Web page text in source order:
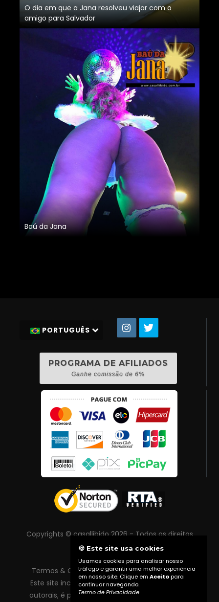
O dia em que a Jana resolveu viajar com o
amigo para Salvador
Baú da Jana
PORTUGUÊS
PROGRAMA DE AFILIADOS
Ganhe comissão de 6%
Copyrights © casallibido 2026 - Todos os direitos
reservados
Termos & Condições |Política de Privacidade
Este site inclui conteúdo protegido por direitos
autorais, é proibida reprodução total ou parcial
🍪 Este site usa cookies
Usamos cookies para analisar nosso
tráfego e garantir uma melhor experiência
em nosso site. Clique em Aceitopara
continuar navegando.
Termo de Privacidade